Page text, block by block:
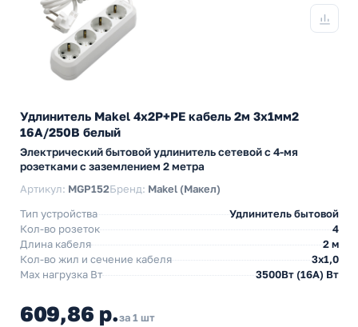
Удлинитель Makel 4х2P+PE кабель 2м 3х1мм2
16А/250В белый
Электрический бытовой удлинитель сетевой с 4-мя
розетками с заземлением 2 метра
Артикул: MGP152Бренд: Makel (Макел)
Тип устройства
Удлинитель бытовой
Кол-во розеток
4
Длина кабеля
2 м
Кол-во жил и сечение кабеля
3х1,0
Max нагрузка Вт
3500Вт (16А) Вт
609,86 р.за 1 шт